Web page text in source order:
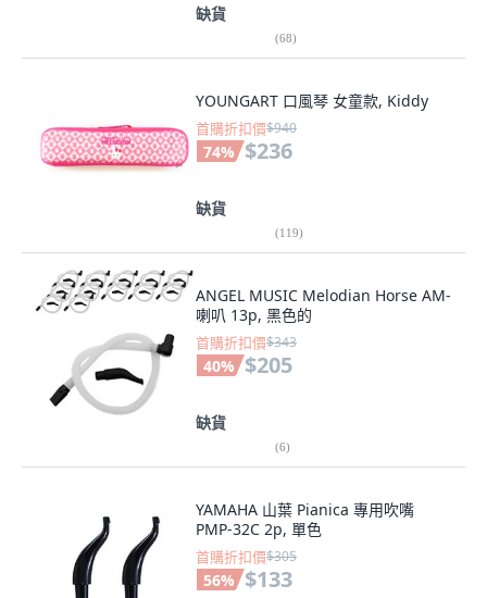
缺貨
(68)
YOUNGART 口風琴 女童款, Kiddy
首購折扣價$940
74% $236
缺貨
(119)
ANGEL MUSIC Melodian Horse AM-
喇叭 13p, 黑色的
首購折扣價$343
40% $205
缺貨
(6)
YAMAHA 山葉 Pianica 專用吹嘴
PMP-32C 2p, 單色
首購折扣價$305
56% $133